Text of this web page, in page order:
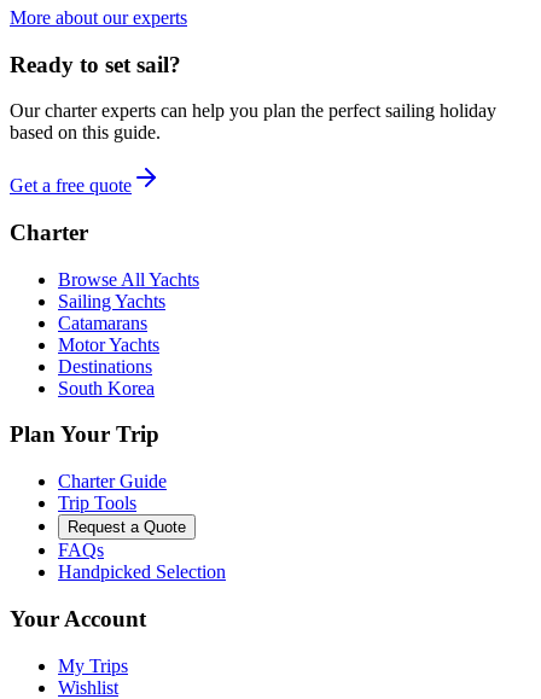
More about our experts
Ready to set sail?
Our charter experts can help you plan the perfect sailing holiday
based on this guide.
Get a free quote
Charter
Browse All Yachts
Sailing Yachts
Catamarans
Motor Yachts
Destinations
South Korea
Plan Your Trip
Charter Guide
Trip Tools
Request a Quote
FAQs
Handpicked Selection
Your Account
My Trips
Wishlist